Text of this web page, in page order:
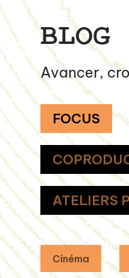
BLOG
Avancer,
FOCUS
ATELIERS
Cinéma